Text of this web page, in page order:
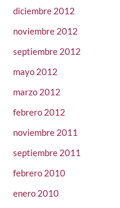
diciembre 2012
noviembre 2012
septiembre 2012
mayo 2012
marzo 2012
febrero 2012
noviembre 2011
septiembre 2011
febrero 2010
enero 2010